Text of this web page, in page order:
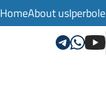
HomeAbout usIperbole